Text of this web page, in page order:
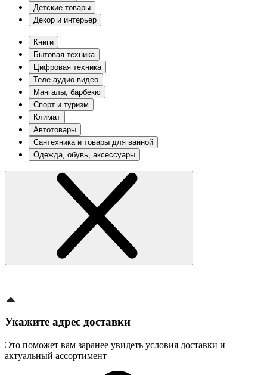
Детские товары
Декор и интерьер
Книги
Бытовая техника
Цифровая техника
Теле-аудио-видео
Мангалы, барбекю
Спорт и туризм
Климат
Автотовары
Сантехника и товары для ванной
Одежда, обувь, аксессуары
Укажите адрес доставки
Это поможет вам заранее увидеть условия доставки и
актуальный ассортимент